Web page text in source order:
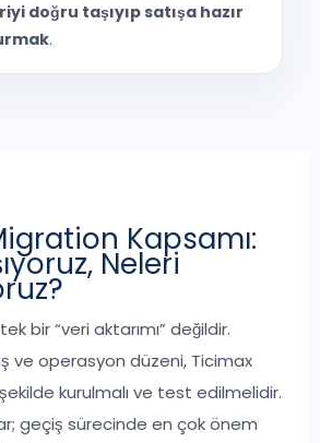
doğru taşıyıp satışa hazır
.
Kapsamı:
Neleri
bir “veri aktarımı” değildir.
ve operasyon düzeni, Ticimax
kurulmalı ve test edilmelidir.
geçiş sürecinde en çok önem